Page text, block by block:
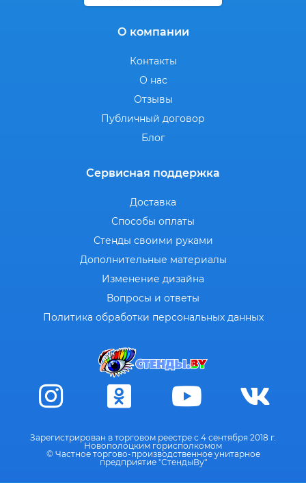
О компании
Контакты
О нас
Отзывы
Публичный договор
Блог
Сервисная поддержка
Доставка
Способы оплаты
Стенды своими руками
Дополнительные материалы
Изменение дизайна
Вопросы и ответы
Политика обработки персональных данных
Зарегистрирован в торговом реестре с 4 сентября 2018 г.
Новополоцким горисполкомом
© Частное торгово-производственное унитарное
предприятие "СтендыВу"